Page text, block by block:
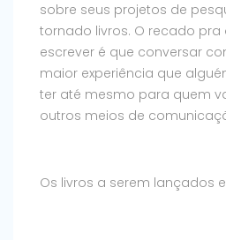
sobre seus projetos de
tornado livros. O recado
escrever é que conversar
maior experiência que
ter até mesmo para quem
outros meios de
Os livros a serem lançados